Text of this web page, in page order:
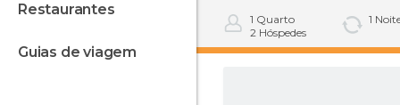
restaurantes
guias de viagem
1 Quarto
2 Hóspedes
1